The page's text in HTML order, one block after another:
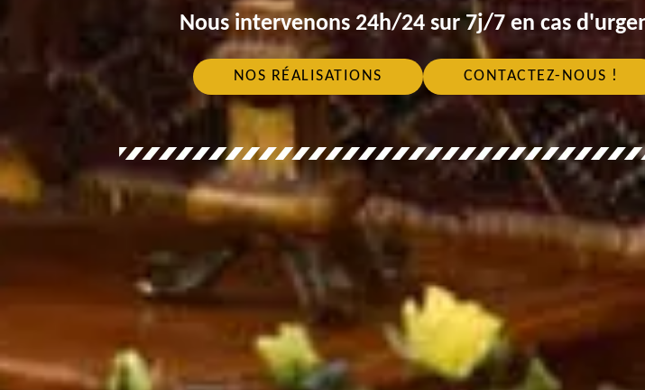
Nous intervenons 24h/24 sur 7j/7 en cas
NOS RÉALISATIONS CONTACTEZ-NOUS !